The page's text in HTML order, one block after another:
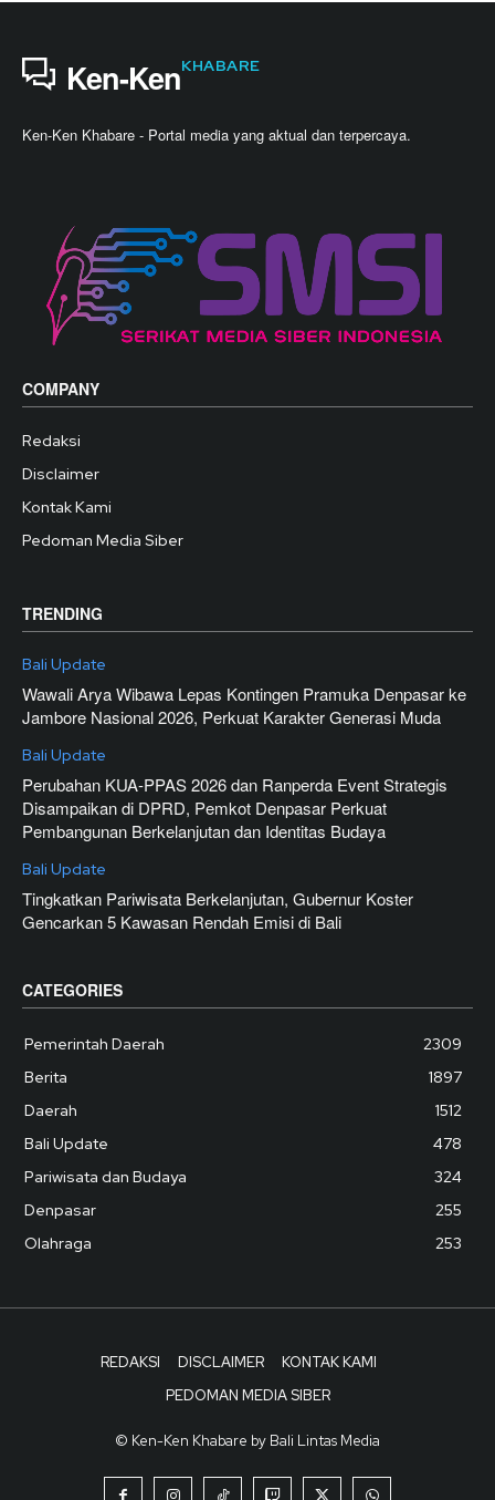
Ken-KenKHABARE
Ken-Ken Khabare - Portal media yang aktual dan terpercaya.
COMPANY
Redaksi
Disclaimer
Kontak Kami
Pedoman Media Siber
TRENDING
Bali Update
Wawali Arya Wibawa Lepas Kontingen Pramuka Denpasar ke
Jambore Nasional 2026, Perkuat Karakter Generasi Muda
Bali Update
Perubahan KUA-PPAS 2026 dan Ranperda Event Strategis
Disampaikan di DPRD, Pemkot Denpasar Perkuat
Pembangunan Berkelanjutan dan Identitas Budaya
Bali Update
Tingkatkan Pariwisata Berkelanjutan, Gubernur Koster
Gencarkan 5 Kawasan Rendah Emisi di Bali
CATEGORIES
Pemerintah Daerah
2309
Berita
1897
Daerah
1512
Bali Update
478
Pariwisata dan Budaya
324
Denpasar
255
Olahraga
253
REDAKSI DISCLAIMER
KONTAK KAMI
PEDOMAN MEDIA SIBER
© Ken-Ken Khabare by Bali Lintas Media